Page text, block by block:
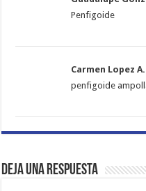
Penfigoide
Carmen Lopez A.
penfigoide
Deja una respuesta